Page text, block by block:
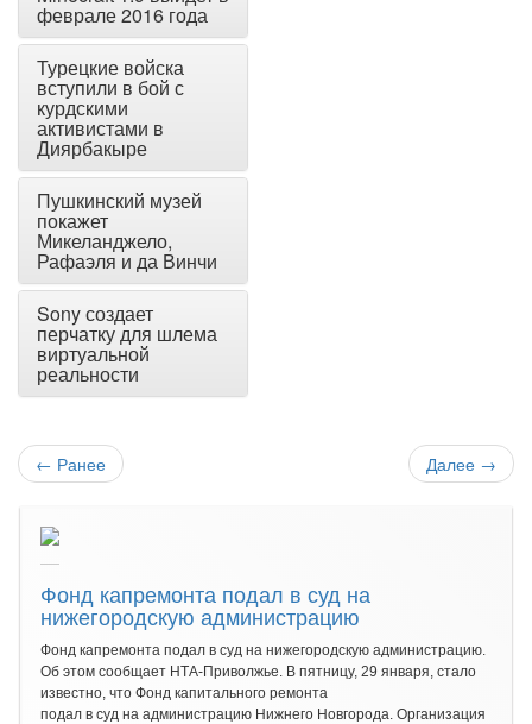
феврале 2016 года
Турецкие войска
вступили в бой с
курдскими
активистами в
Диярбакыре
Пушкинский музей
покажет
Микеланджело,
Рафаэля и да Винчи
Sony создает
перчатку для шлема
виртуальной
реальности
← Ранее Далее →
Фонд капремонта подал в суд на
нижегородскую администрацию
Фонд капремонта подал в суд на нижегородскую администрацию.
Об этом сообщает НТА-Приволжье. В пятницу, 29 января, стало
известно, что Фонд капитального ремонта
подал в суд на администрацию Нижнего Новгорода. Организация